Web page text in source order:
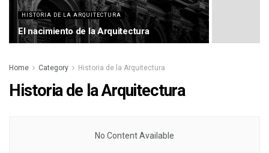
HISTORIA DE LA ARQUITECTURA
El nacimiento de la Arquitectura
Home Category Historia de la Arquitectura
Historia de la Arquitectura
No Content Available